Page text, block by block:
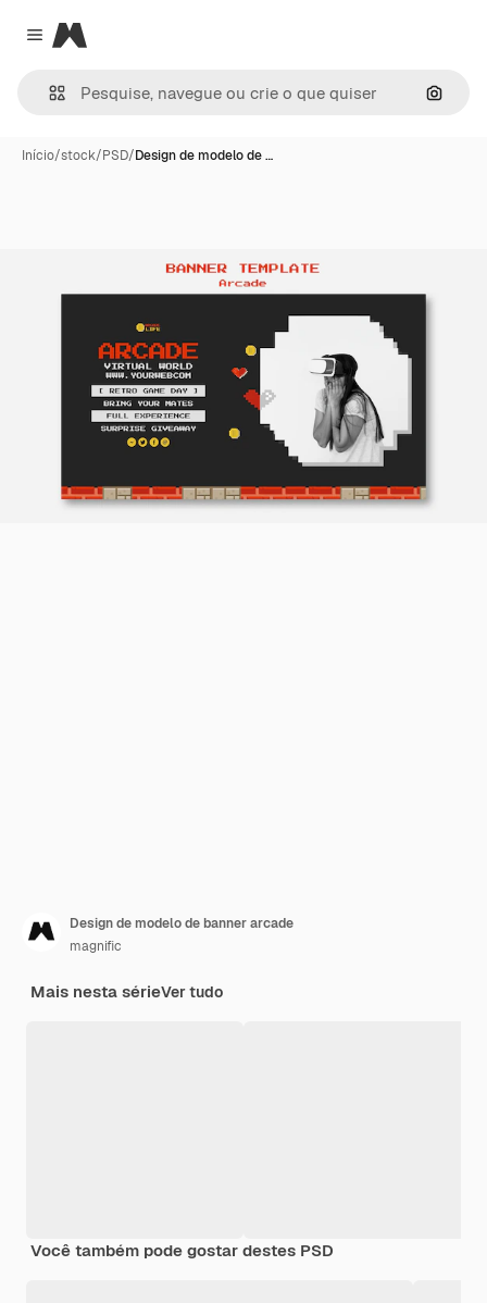
Close menu
Magnific
Início/stock/PSD/Design de modelo de …
Design de modelo de banner arcade
magnific
Mais nesta sérieVer tudo
Você também pode gostar destes PSD